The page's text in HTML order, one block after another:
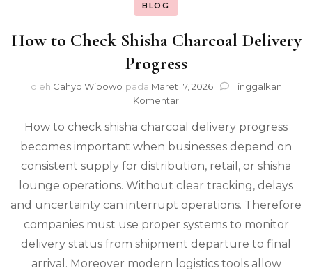
BLOG
How to Check Shisha Charcoal Delivery
Progress
oleh Cahyo Wibowo pada Maret 17, 2026
Tinggalkan
Komentarpada
to
Check
Charcoal
Delivery
How to check shisha charcoal delivery progress
becomes important when businesses depend on
consistent supply for distribution, retail, or shisha
lounge operations. Without clear tracking, delays
and uncertainty can interrupt operations. Therefore
companies must use proper systems to monitor
delivery status from shipment departure to final
arrival. Moreover modern logistics tools allow